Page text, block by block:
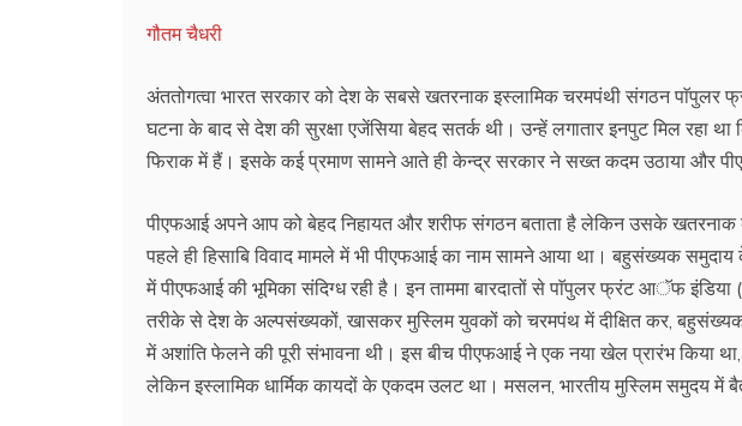
गौतम चैधरी
अंततोगत्वा भारत सरकार को देश के सबसे खतरनाक इस्लामिक चरमपंथी संगठन पाॅपुलर
घटना के बाद से देश की सुरक्षा एजेंसिया बेहद सतर्क थी। उन्हें लगातार इनपुट मिल रहा
फिराक में हैं। इसके कई प्रमाण सामने आते ही केन्द्र सरकार ने सख्त कदम उठाया और
पीएफआई अपने आप को बेहद निहायत और शरीफ संगठन बताता है लेकिन उसके खतरनाक
पहले ही हिसाबि विवाद मामले में भी पीएफआई का नाम सामने आया था। बहुसंख्यक
में पीएफआई की भूमिका संदिग्ध रही है। इन ताममा बारदातों से पाॅपुलर फ्रंट आॅफ
तरीके से देश के अल्पसंख्यकों, खासकर मुस्लिम युवकों को चरमपंथ में दीक्षित कर,
में अशांति फेलने की पूरी संभावना थी। इस बीच पीएफआई ने एक नया खेल प्रारंभ किया
लेकिन इस्लामिक धार्मिक कायदों के एकदम उलट था। मसलन, भारतीय मुस्लिम समुदय में